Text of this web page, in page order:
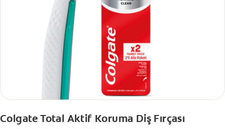
Colgate Total Aktif Koruma Diş Fırçası